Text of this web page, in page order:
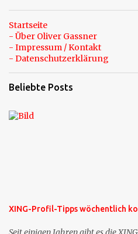
Startseite
- Über Oliver Gassner
- Impressum / Kontakt
- Datenschutzerklärung
Beliebte Posts
XING-Profil-Tipps wöchentlich